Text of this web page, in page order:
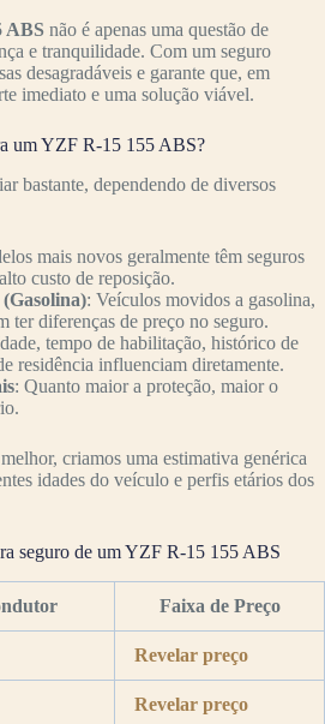
ABS não é apenas uma questão de
e tranquilidade. Com um seguro
desagradáveis e garante que, em
imediato e uma solução viável.
um YZF R-15 155 ABS?
bastante, dependendo de diversos
mais novos geralmente têm seguros
custo de reposição.
: Veículos movidos a gasolina,
ter diferenças de preço no seguro.
tempo de habilitação, histórico de
residência influenciam diretamente.
: Quanto maior a proteção, maior o
criamos uma estimativa genérica
idades do veículo e perfis etários dos
seguro de um YZF R-15 155 ABS
Faixa de Preço
Revelar preço
Revelar preço